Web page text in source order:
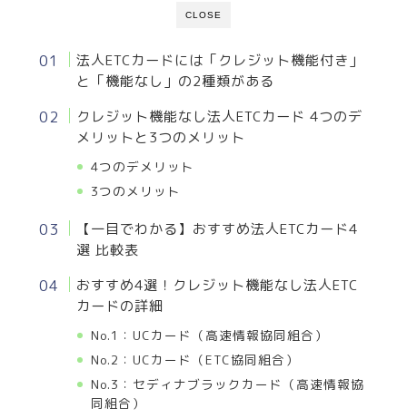
CLOSE
法人ETCカードには「クレジット機能付き」
と「機能なし」の2種類がある
クレジット機能なし法人ETCカード 4つのデ
メリットと3つのメリット
4つのデメリット
3つのメリット
【一目でわかる】おすすめ法人ETCカード4
選 比較表
おすすめ4選！クレジット機能なし法人ETC
カードの詳細
No.1：UCカード（高速情報協同組合）
No.2：UCカード（ETC協同組合）
No.3：セディナブラックカード（高速情報協
同組合）